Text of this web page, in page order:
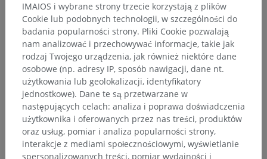
IMAIOS i wybrane strony trzecie korzystają z plików
Cookie lub podobnych technologii, w szczególności do
badania popularności strony. Pliki Cookie pozwalają
nam analizować i przechowywać informacje, takie jak
rodzaj Twojego urządzenia, jak również niektóre dane
osobowe (np. adresy IP, sposób nawigacji, dane nt.
użytkowania lub geolokalizacji, identyfikatory
jednostkowe). Dane te są przetwarzane w
następujących celach: analiza i poprawa doświadczenia
użytkownika i oferowanych przez nas treści, produktów
oraz usług, pomiar i analiza popularności strony,
interakcje z mediami społecznościowymi, wyświetlanie
spersonalizowanych treści, pomiar wydajności i